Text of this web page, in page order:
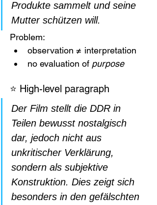
Produkte sammelt und seine
Mutter schützen will.
Problem:
observation ≠ interpretation
no evaluation of purpose
⭐ High-level paragraph
Der Film stellt die DDR in
Teilen bewusst nostalgisch
dar, jedoch nicht aus
unkritischer Verklärung,
sondern als subjektive
Konstruktion. Dies zeigt sich
besonders in den gefälschten